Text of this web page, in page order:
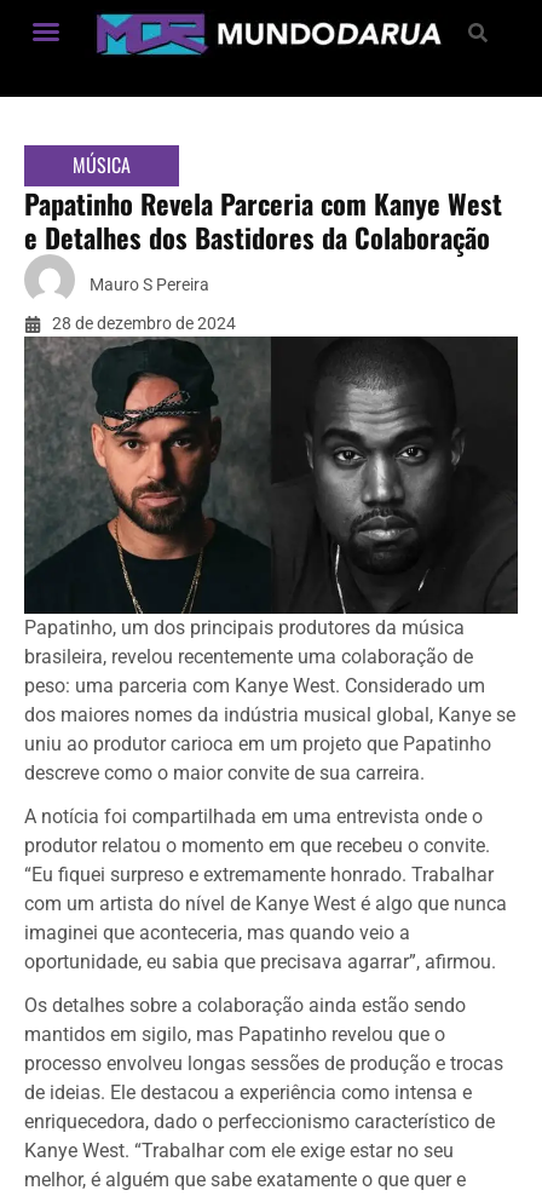
MÚSICA
Papatinho Revela Parceria com Kanye West
e Detalhes dos Bastidores da Colaboração
Mauro S Pereira
28 de dezembro de 2024
Papatinho, um dos principais produtores da música
brasileira, revelou recentemente uma colaboração de
peso: uma parceria com Kanye West. Considerado um
dos maiores nomes da indústria musical global, Kanye se
uniu ao produtor carioca em um projeto que Papatinho
descreve como o maior convite de sua carreira.
A notícia foi compartilhada em uma entrevista onde o
produtor relatou o momento em que recebeu o convite.
“Eu fiquei surpreso e extremamente honrado. Trabalhar
com um artista do nível de Kanye West é algo que nunca
imaginei que aconteceria, mas quando veio a
oportunidade, eu sabia que precisava agarrar”, afirmou.
Os detalhes sobre a colaboração ainda estão sendo
mantidos em sigilo, mas Papatinho revelou que o
processo envolveu longas sessões de produção e trocas
de ideias. Ele destacou a experiência como intensa e
enriquecedora, dado o perfeccionismo característico de
Kanye West. “Trabalhar com ele exige estar no seu
melhor, é alguém que sabe exatamente o que quer e